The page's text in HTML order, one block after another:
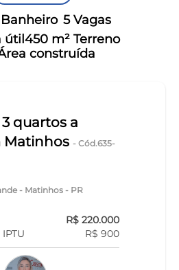
Banheiro 5 Vagas
útil450 m² Terreno
construída
quartos a
Matinhos - Cód.635-
- Matinhos - PR
R$ 220.000
R$ 900